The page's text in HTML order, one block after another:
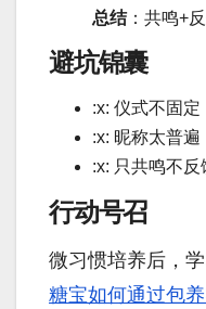
总结：共鸣+
避坑锦囊
:x: 仪式不固
:x: 昵称太普
:x: 只共鸣不
行动号召
微习惯培养后，
糖宝如何通过包